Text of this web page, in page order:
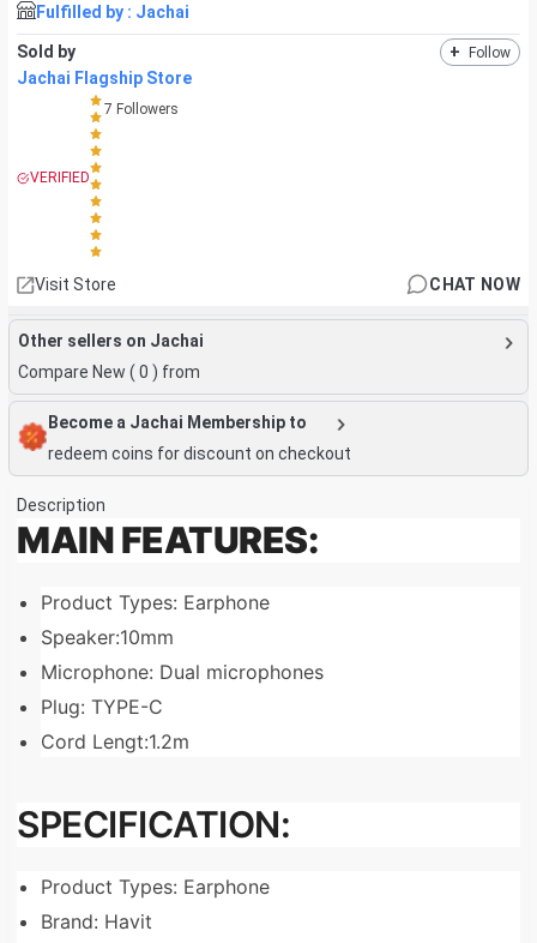
Fulfilled by : Jachai
Sold by + Follow
Jachai Flagship Store
VERIFIED
7 Followers
Visit Store CHAT NOW
Other sellers on Jachai
Compare New ( 0 ) from
Become a Jachai Membership to
redeem coins for discount on checkout
Description
MAIN FEATURES:
Product Types: Earphone
Speaker:10mm
Microphone: Dual microphones
Plug: TYPE-C
Cord Lengt:1.2m
SPECIFICATION:
Product Types: Earphone
Brand: Havit